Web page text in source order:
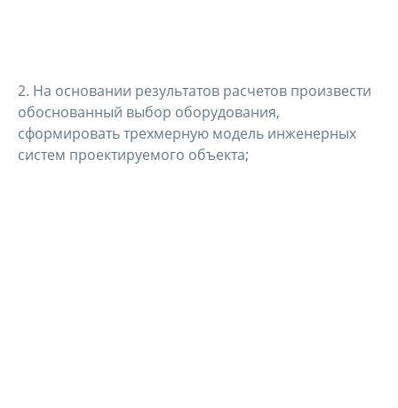
2. На основании результатов расчетов произвести
обоснованный выбор оборудования,
сформировать трехмерную модель инженерных
систем проектируемого объекта;